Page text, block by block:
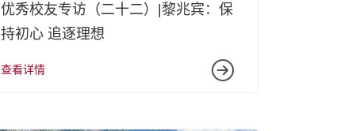
现任领导
优秀校友专访（二十二）|黎兆宾：保
持初心 追逐理想
查看详情